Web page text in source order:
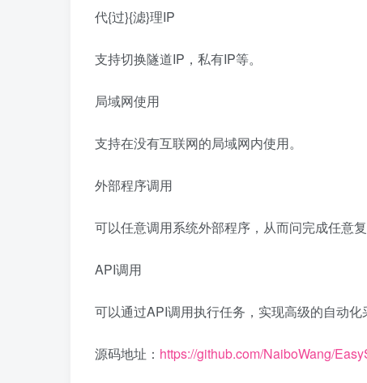
代{过}{滤}理IP
支持切换隧道IP，私有IP等。
局域网使用
支持在没有互联网的局域网内使用。
外部程序调用
可以任意调用系统外部程序，从而问完成任意复
API调用
可以通过API调用执行任务，实现高级的自动化
源码地址： https://github.com/NaiboWang/